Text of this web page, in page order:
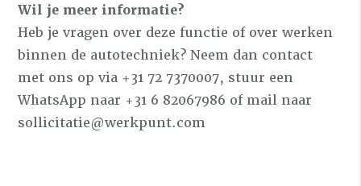
Wil je meer informatie?
Heb je vragen over deze functie of over werken
binnen de autotechniek? Neem dan contact
met ons op via +31 72 7370007, stuur een
WhatsApp naar +31 6 82067986 of mail naar
sollicitatie@werkpunt.com